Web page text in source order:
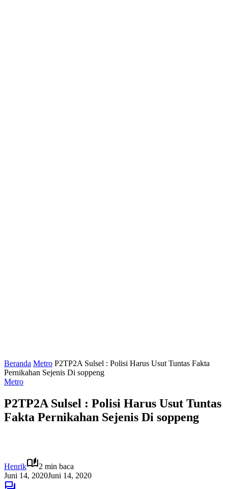
Beranda Metro P2TP2A Sulsel : Polisi Harus Usut Tuntas Fakta
Pernikahan Sejenis Di soppeng
Metro
P2TP2A Sulsel : Polisi Harus Usut Tuntas
Fakta Pernikahan Sejenis Di soppeng
Henrik
2 min baca
Juni 14, 2020Juni 14, 2020